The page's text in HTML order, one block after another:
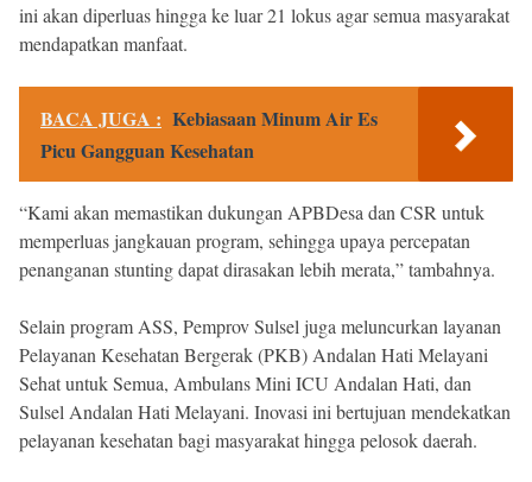
ini akan diperluas hingga ke luar 21 lokus agar semua masyarakat
mendapatkan manfaat.
BACA JUGA : Kebiasaan Minum Air Es
Picu Gangguan Kesehatan
“Kami akan memastikan dukungan APBDesa dan CSR untuk
memperluas jangkauan program, sehingga upaya percepatan
penanganan stunting dapat dirasakan lebih merata,” tambahnya.
Selain program ASS, Pemprov Sulsel juga meluncurkan layanan
Pelayanan Kesehatan Bergerak (PKB) Andalan Hati Melayani
Sehat untuk Semua, Ambulans Mini ICU Andalan Hati, dan
Sulsel Andalan Hati Melayani. Inovasi ini bertujuan mendekatkan
pelayanan kesehatan bagi masyarakat hingga pelosok daerah.